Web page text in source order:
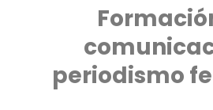
periodismo